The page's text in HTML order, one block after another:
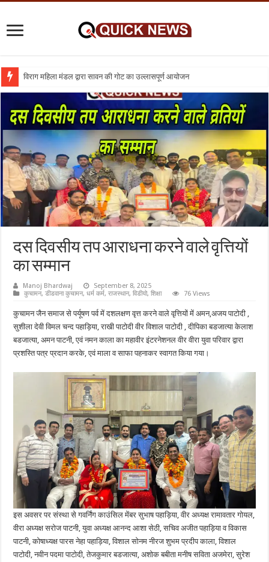
विराग महिला मंडल द्वारा सावन की गोट का उल्लासपूर्ण आयोजन
दस दिवसीय तप आराधना करने वाले वृत्तियों
का सम्मान
Manoj Bhardwaj
September 8, 2025
कुचामन,डीडवाना कुचामन,धर्म कर्म,राजस्थान,विडीयो,शिक्षा 76 Views
कुचामन जैन समाज से पर्यूषण पर्व में दशलक्षण वृत्त करने वाले वृत्तियों में अमन,अजय पाटोदी ,
सुशीला देवी विमल चन्द पहाड़िया, राखी पाटोदी वीर विशाल पाटोदी , दीपिका बडजात्या केलाश
बडजात्या, अमन पाटनी, एवं नमन काला का महावीर इंटरनेशनल वीर वीरा युवा परिवार द्वारा
प्रशस्ति पत्र प्रदान करके, एवं माला व साफा पहनाकर स्वागत किया गया।
इस अवसर पर संस्था से गवर्निंग काउंसिल मेंबर सुभाष पहाड़िया, वीर अध्यक्ष रामावतार गोयल,
वीरा अध्यक्ष सरोज पाटनी, युवा अध्यक्ष आनन्द आशा सेठी, सचिव अजीत पहाड़िया व विकास
पाटनी, कोषाध्यक्ष पारस नेहा पहाड़िया, विशाल सोनम नीरज शुभम प्रदीप काला, विशाल
पाटोदी, नवीन पदमा पाटोदी, तेजकुमार बडजात्या, अशोक बबीता मनीष सविता अजमेरा, सुरेश